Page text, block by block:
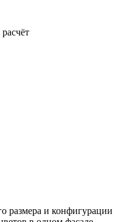
размера и конфигурации